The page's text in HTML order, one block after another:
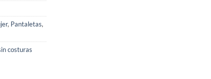
, Pantaletas,
costuras